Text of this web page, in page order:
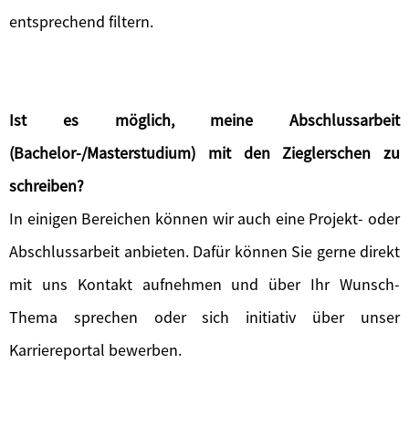
entsprechend filtern.
Ist es möglich, meine Abschlussarbeit
(Bachelor-/Masterstudium) mit den Zieglerschen zu
schreiben?
In einigen Bereichen können wir auch eine Projekt- oder
Abschlussarbeit anbieten. Dafür können Sie gerne direkt
mit uns Kontakt aufnehmen und über Ihr Wunsch-
Thema sprechen oder sich initiativ über unser
Karriereportal bewerben.